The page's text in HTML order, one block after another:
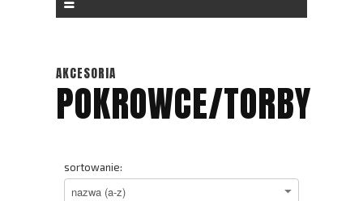
AKCESORIA
POKROWCE/TORBY
sortowanie: